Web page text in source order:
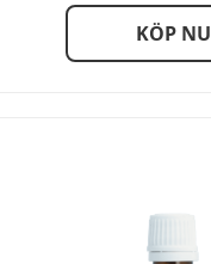
KÖP NU